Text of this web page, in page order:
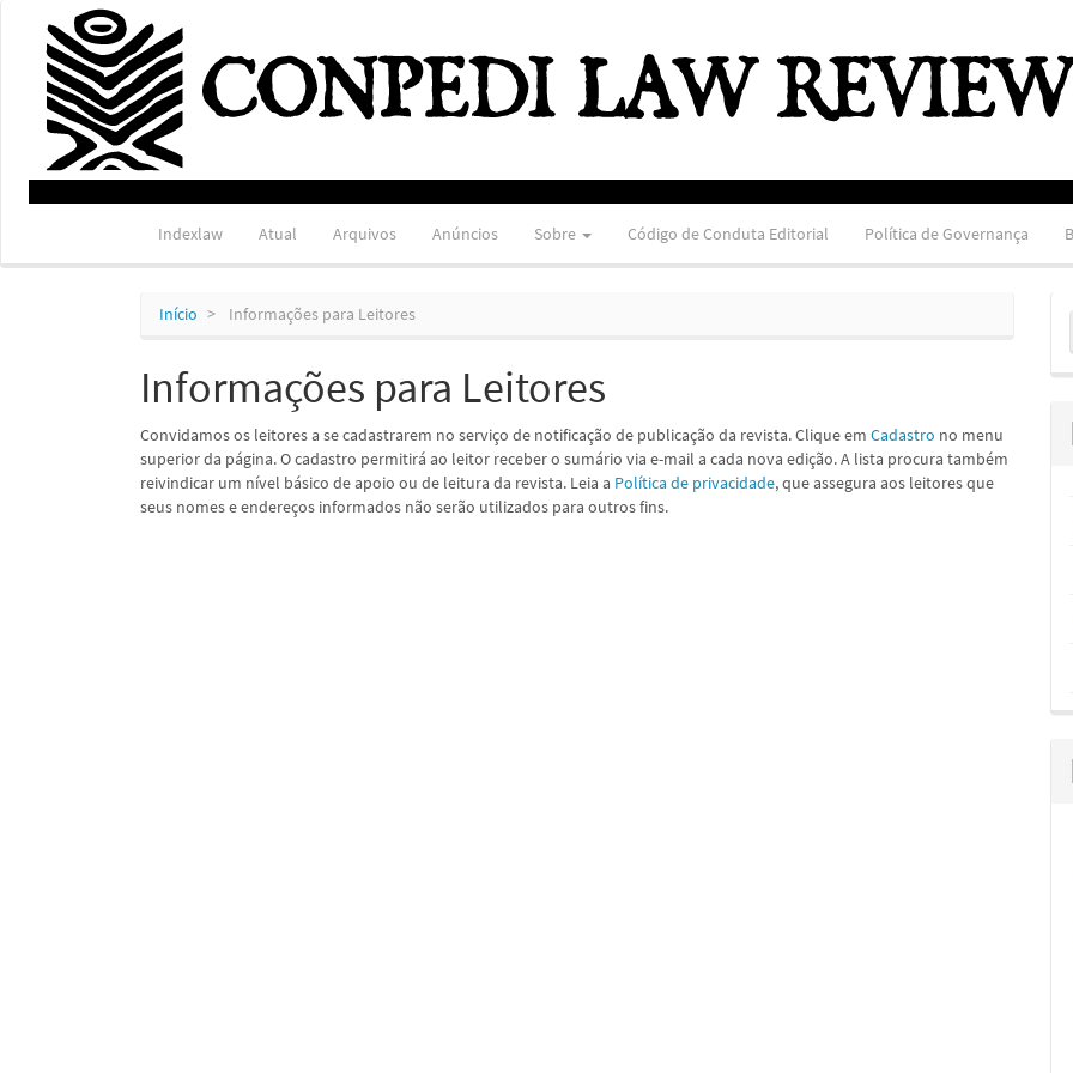
Navegação
Principal
Conteúdo
principal
Barra
Lateral
Indexlaw Atual Arquivos Anúncios Sobre Código de Conduta Editorial Política de Governança
Início Informações para Leitores
Informações para Leitores
Convidamos os leitores a se cadastrarem no serviço de notificação de publicação da revista. Clique em Cadastro no menu
superior da página. O cadastro permitirá ao leitor receber o sumário via e-mail a cada nova edição. A lista procura também
reivindicar um nível básico de apoio ou de leitura da revista. Leia a Política de privacidade, que assegura aos leitores que
seus nomes e endereços informados não serão utilizados para outros fins.